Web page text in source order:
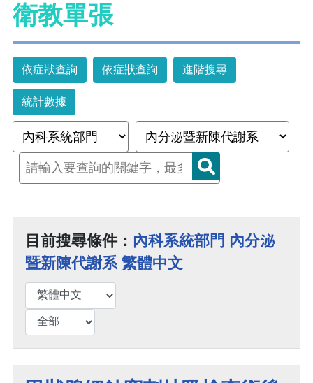
衛教單張
依症狀查詢 依症狀查詢 進階搜尋
統計數據
目前搜尋條件： 內科系統部門 內分泌
暨新陳代謝系 繁體中文